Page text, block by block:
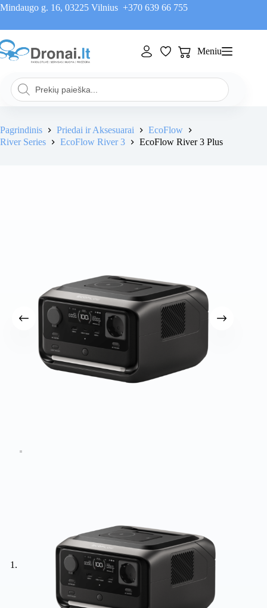
Skip
Mindaugo g. 16, 03225 Vilnius +370 639 66 755
PirkiniųMeniu
Products
search
Pagrindinis Priedai ir Aksesuarai
EcoFlow
River Series
EcoFlow River 3 EcoFlow River 3 Plus